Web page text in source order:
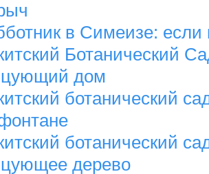
в Симеизе: если
Ботанический
дом
ботанический
ботанический
дерево